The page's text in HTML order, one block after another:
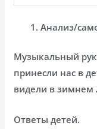
Анализ/
Музыкальный
принесли нас в
видели в зимнем
Ответы детей.